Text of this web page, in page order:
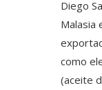
Diego
Malasia
como
(aceite